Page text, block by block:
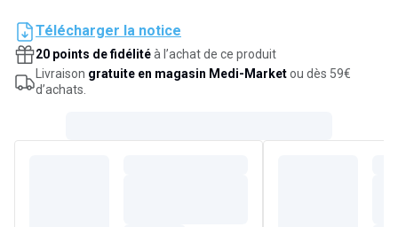
Télécharger la notice
20 points de fidélitéà l’achat de ce produit
Livraison gratuite en magasin Medi-Marketou dès 59€
d’achats.